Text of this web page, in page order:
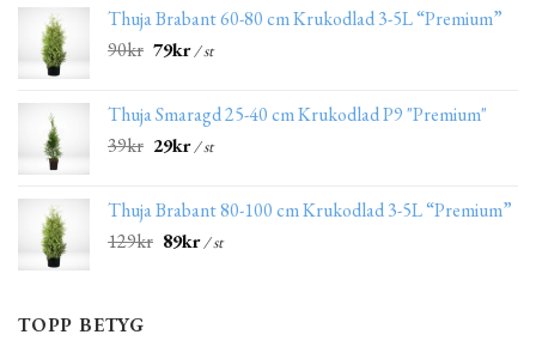
Thuja Brabant 60-80 cm Krukodlad 3-5L “Premium”
90kr 79kr/ st
Thuja Smaragd 25-40 cm Krukodlad P9 "Premium"
39kr 29kr/ st
Thuja Brabant 80-100 cm Krukodlad 3-5L “Premium”
129kr 89kr/ st
TOPP BETYG